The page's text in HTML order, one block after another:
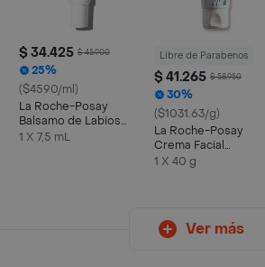
$ 34.425 $ 45.900
25%
($4590/ml)
La Roche-Posay
Balsamo de Labios
Cicaplast Levres
1 X 7,5 mL
Libre de Parabenos
$ 41.265 $ 58.950
30%
($1031.63/g)
La Roche-Posay
Crema Facial
Cicaplast Baume B5 +
1 X 40 g
Ver más